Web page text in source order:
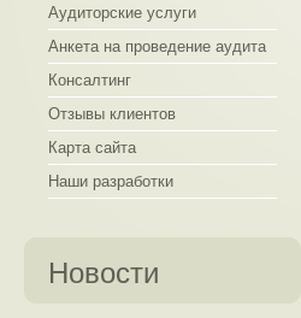
Аудиторские услуги
Анкета на проведение аудита
Консалтинг
Отзывы клиентов
Карта сайта
Наши разработки
Новости